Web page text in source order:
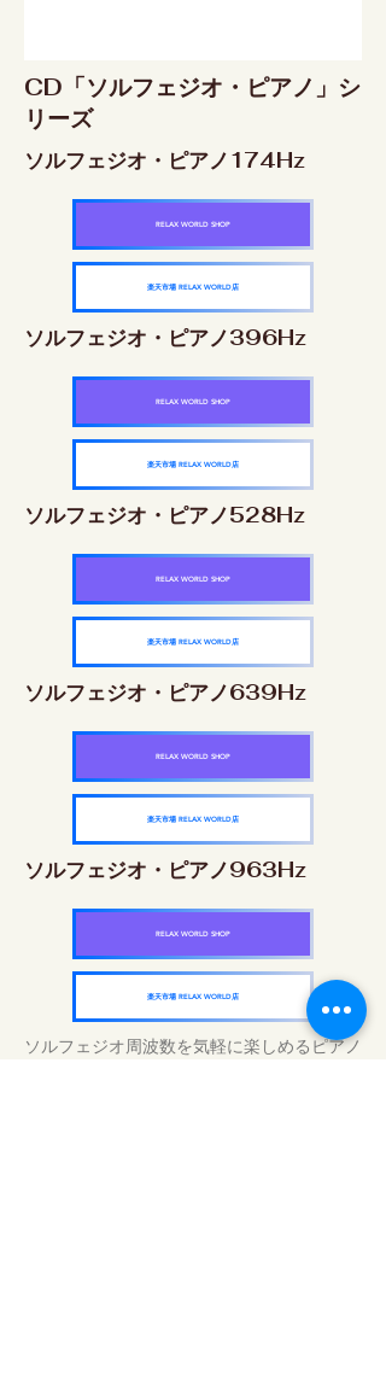
CD「ソルフェジオ・ピアノ」シ
リーズ
ソルフェジオ・ピアノ174Hz
RELAX WORLD SHOP
楽天市場 RELAX WORLD店
ソルフェジオ・ピアノ396Hz
RELAX WORLD SHOP
楽天市場 RELAX WORLD店
ソルフェジオ・ピアノ528Hz
RELAX WORLD SHOP
楽天市場 RELAX WORLD店
ソルフェジオ・ピアノ639Hz
RELAX WORLD SHOP
楽天市場 RELAX WORLD店
ソルフェジオ・ピアノ963Hz
RELAX WORLD SHOP
楽天市場 RELAX WORLD店
ソルフェジオ周波数を気軽に楽しめるピアノ